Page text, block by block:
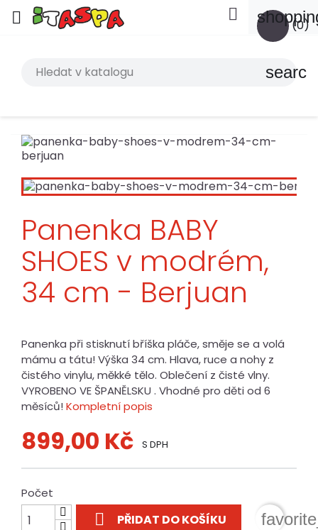
 (0)

search
Panenka BABY
SHOES v modrém,
34 cm - Berjuan
Panenka při stisknutí bříška pláče, směje se a volá
mámu a tátu! Výška 34 cm. Hlava, ruce a nohy z
čistého vinylu, měkké tělo. Oblečení z čisté vlny.
VYROBENO VE ŠPANĚLSKU . Vhodné pro děti od 6
měsíců! Kompletní popis
899,00 Kč S DPH
Počet
 PŘIDAT DO KOŠÍKU